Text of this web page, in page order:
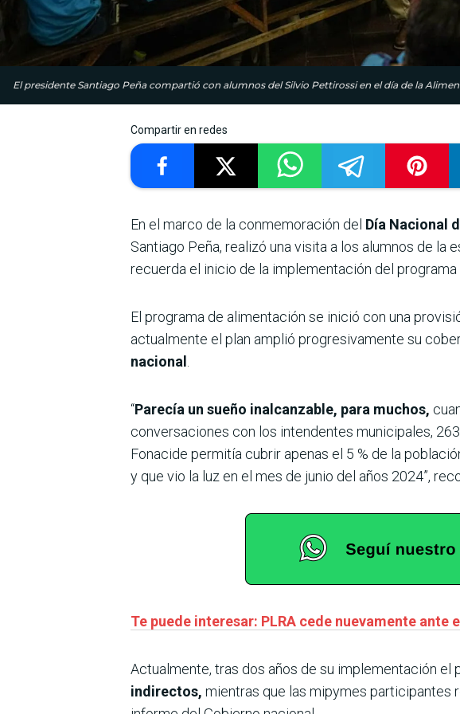
El presidente Santiago Peña compartió con alumnos del Silvio Pettirossi en el día de la
Compartir en redes
En el marco de la conmemoración del Día Nacional
Santiago Peña, realizó una visita a los alumnos de
recuerda el inicio de la implementación del
El programa de alimentación se inició con una
actualmente el plan amplió progresivamente su
nacional
“Parecía un sueño inalcanzable, para muchos,
conversaciones con los intendentes municipales,
Fonacide permitía cubrir apenas el 5 % de la
y que vio la luz en el mes de junio del años 2024”,
Te puede interesar: PLRA cede nuevamente ante
Actualmente, tras dos años de su implementación el
indirectos, mientras que las mipymes participantes